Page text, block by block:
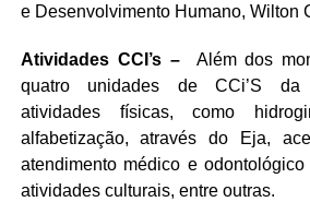
e Desenvolvimento Humano, Wilton
Atividades CCI’s –Além dos
quatro unidades de CCi’S da
atividades físicas, como
alfabetização, através do Eja,
atendimento médico e
atividades culturais, entre outras.